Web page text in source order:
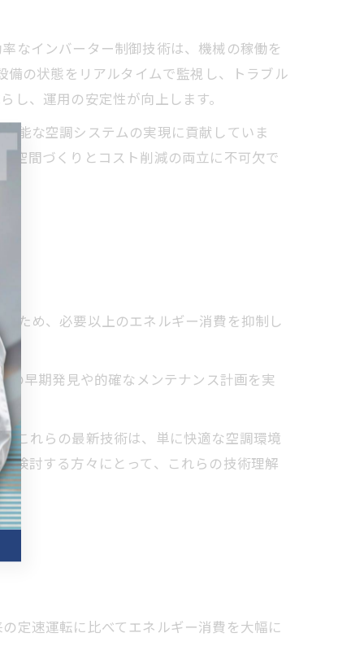
なインバーター制御技術は、機械の稼働を
の状態をリアルタイムで監視し、トラブル
、運用の安定性が向上します。
能な空調システムの実現に貢献していま
空間づくりとコスト削減の両立に不可欠で
ため、必要以上のエネルギー消費を抑制し
の早期発見や的確なメンテナンス計画を実
これらの最新技術は、単に快適な空調環境
検討する方々にとって、これらの技術理解
定速運転に比べてエネルギー消費を大幅に